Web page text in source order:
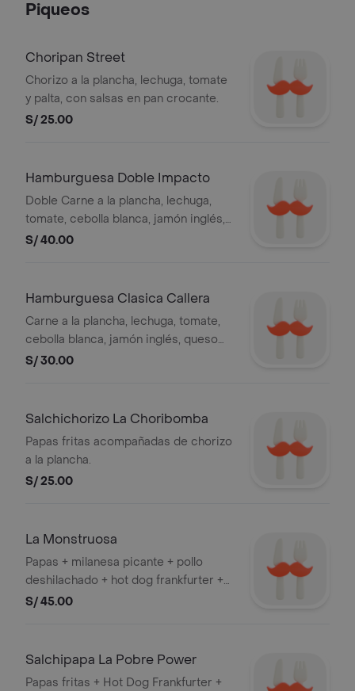
ahumados.
Piqueos
Choripan Street
Chorizo a la plancha, lechuga, tomate
y palta, con salsas en pan crocante.
S/ 25.00
Hamburguesa Doble Impacto
Doble Carne a la plancha, lechuga,
tomate, cebolla blanca, jamón inglés,
queso dambo, huevo y salsas.
S/ 40.00
Hamburguesa Clasica Callera
Carne a la plancha, lechuga, tomate,
cebolla blanca, jamón inglés, queso
dambo, huevo y salsas.
S/ 30.00
Salchichorizo La Choribomba
Papas fritas acompañadas de chorizo
a la plancha.
S/ 25.00
La Monstruosa
Papas + milanesa picante + pollo
deshilachado + hot dog frankfurter +
huevo. ¡Nivel dios!
S/ 45.00
Salchipapa La Pobre Power
Papas fritas + Hot Dog Frankfurter +